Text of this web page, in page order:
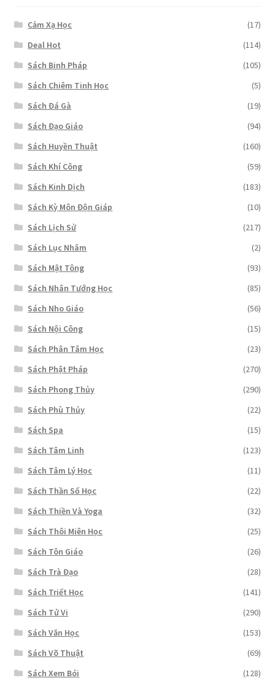
Cảm Xạ Học
(17)
Deal Hot
(114)
Sách Binh Pháp
(105)
Sách Chiêm Tinh Học
(5)
Sách Đá Gà
(19)
Sách Đạo Giáo
(94)
Sách Huyền Thuật
(160)
Sách Khí Công
(59)
Sách Kinh Dịch
(183)
Sách Kỳ Môn Độn Giáp
(10)
Sách Lịch Sử
(217)
Sách Lục Nhâm
(2)
Sách Mật Tông
(93)
Sách Nhân Tướng Học
(85)
Sách Nho Giáo
(56)
Sách Nội Công
(15)
Sách Phân Tâm Học
(23)
Sách Phật Pháp
(270)
Sách Phong Thủy
(290)
Sách Phù Thủy
(22)
Sách Spa
(15)
Sách Tâm Linh
(123)
Sách Tâm Lý Học
(11)
Sách Thần Số Học
(22)
Sách Thiền Và Yoga
(32)
Sách Thôi Miên Học
(25)
Sách Tôn Giáo
(26)
Sách Trà Đạo
(28)
Sách Triết Học
(141)
Sách Tử Vi
(290)
Sách Văn Học
(153)
Sách Võ Thuật
(69)
Sách Xem Bói
(128)